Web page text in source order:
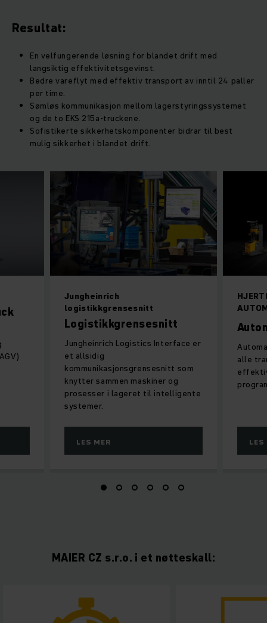
Resultat:
En velfungerende løsning for blandet drift med
langsiktig effektivitetsgevinst.
Bedre vareflyt med effektiv transport av inntil 24 paller
per time.
Sømløs kommunikasjon mellom lagerstyringssystemet
og de to EKS 215a-truckene.
Sofistikerte sikkerhetskomponenter bidrar til best
mulig sikkerhet i blandet drift.
Jungheinrich
logistikkgrensesnitt
Logistikkgrensesnitt
Jungheinrich Logistics Interface er
et allsidig
kommunikasjonsgrensesnitt som
knytter sammen maskiner og
prosesser i lageret til intelligente
systemer.
LES MER
alle
LES
MAIER CZ s.r.o. i et nøtteskall: